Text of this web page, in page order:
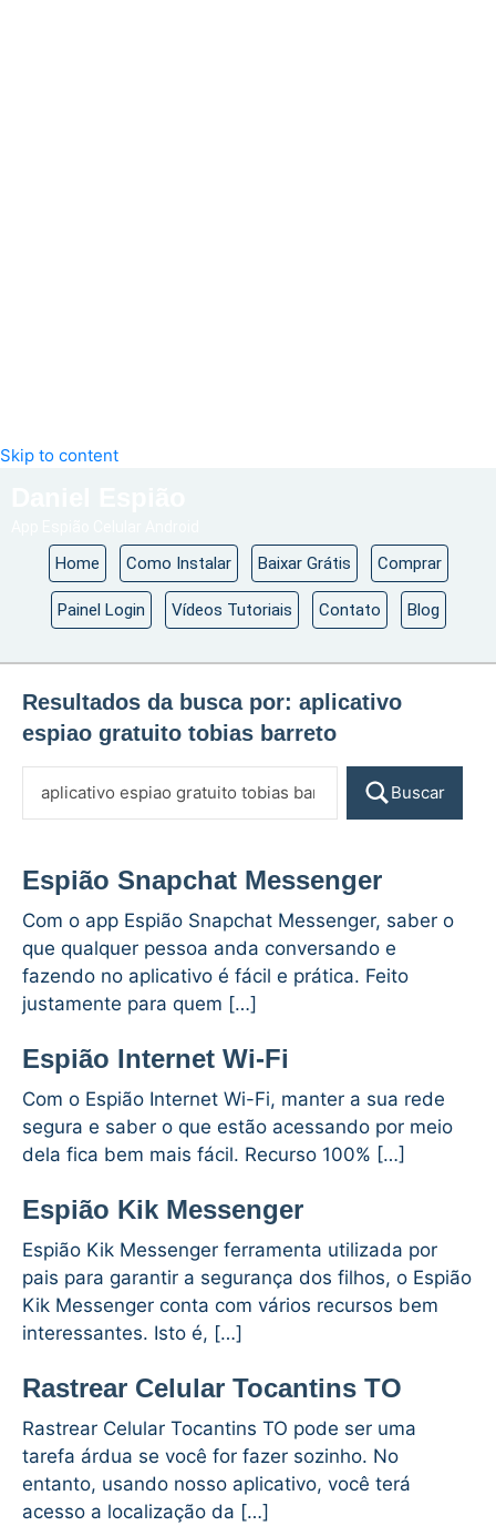
Skip to content
Home Como Instalar Baixar Grátis Comprar
Painel Login Vídeos Tutoriais Contato Blog
Resultados da busca por: aplicativo
espiao gratuito tobias barreto
Buscar
Espião Snapchat Messenger
Com o app Espião Snapchat Messenger, saber o
que qualquer pessoa anda conversando e
fazendo no aplicativo é fácil e prática. Feito
justamente para quem […]
Espião Internet Wi-Fi
Com o Espião Internet Wi-Fi, manter a sua rede
segura e saber o que estão acessando por meio
dela fica bem mais fácil. Recurso 100% […]
Espião Kik Messenger
Espião Kik Messenger ferramenta utilizada por
pais para garantir a segurança dos filhos, o Espião
Kik Messenger conta com vários recursos bem
interessantes. Isto é, […]
Rastrear Celular Tocantins TO
Rastrear Celular Tocantins TO pode ser uma
tarefa árdua se você for fazer sozinho. No
entanto, usando nosso aplicativo, você terá
acesso a localização da […]